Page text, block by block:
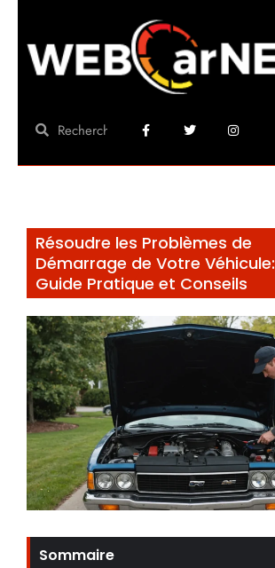
Résoudre les Problèmes de
Démarrage de Votre Véhicule:
Guide Pratique et Conseils
Sommaire